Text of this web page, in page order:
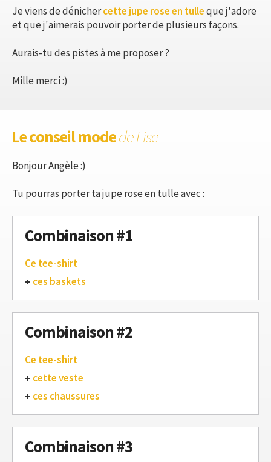
Je viens de dénichercette jupe rose en tulleque j'adore
et que j'aimerais pouvoir porter de plusieurs façons.
Aurais-tu des pistes à me proposer ?
Mille merci :)
Le conseil modede Lise
Bonjour Angèle :)
Tu pourras porter ta jupe rose en tulle avec :
Combinaison #1
Ce tee-shirt
ces baskets
Combinaison #2
Ce tee-shirt
cette veste
ces chaussures
Combinaison #3